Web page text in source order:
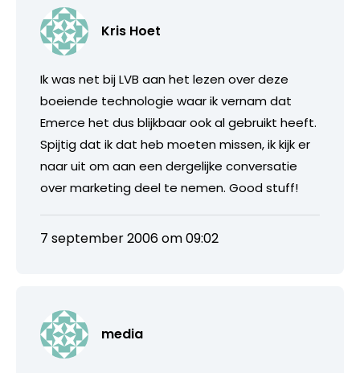
Kris Hoet
Ik was net bij LVB aan het lezen over deze
boeiende technologie waar ik vernam dat
Emerce het dus blijkbaar ook al gebruikt heeft.
Spijtig dat ik dat heb moeten missen, ik kijk er
naar uit om aan een dergelijke conversatie
over marketing deel te nemen. Good stuff!
7 september 2006 om 09:02
media